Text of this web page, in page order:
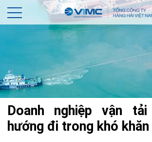
Doanh nghiệp vận
hướng đi trong khó khăn